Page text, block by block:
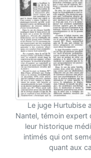
Le juge Hurtubise
Nantel, témoin expert
leur historique
intimés qui ont
quant aux